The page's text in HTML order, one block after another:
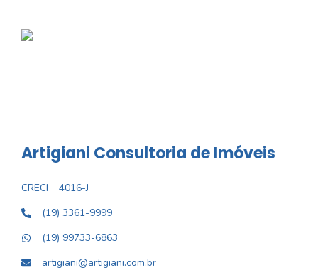
Artigiani Consultoria de Imóveis
CRECI
4016-J
(19) 3361-9999
(19) 99733-6863
artigiani@artigiani.com.br